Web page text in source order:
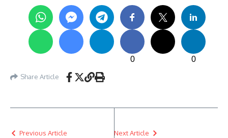
0 0
Share Article
Previous Article Next Article